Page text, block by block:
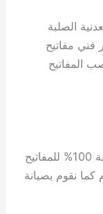
الصلبة
فني مفاتيح
المفاتيح
نعمل في خدمة صب مفاتيح جديدة ومطابقة 100% للمفاتيح
كما نقوم بصيانة